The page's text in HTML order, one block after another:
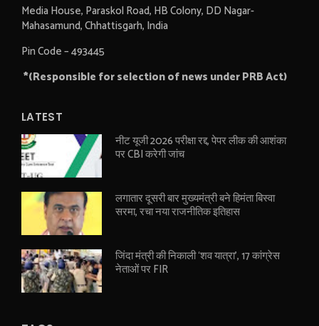
Media House, Paraskol Road, HB Colony, DD Nagar-
Mahasamund, Chhattisgarh, India
Pin Code – 493445
*(Responsible for selection of news under PRB Act)
LATEST
नीट यूजी 2026 परीक्षा रद्द, पेपर लीक की आशंका
पर CBI करेगी जांच
लगातार दूसरी बार मुख्यमंत्री बने हिमंता बिस्वा
सरमा, रचा नया राजनीतिक इतिहास
जिंदा मंत्री की निकाली ‘शव यात्रा’, 17 कांग्रेस
नेताओं पर FIR